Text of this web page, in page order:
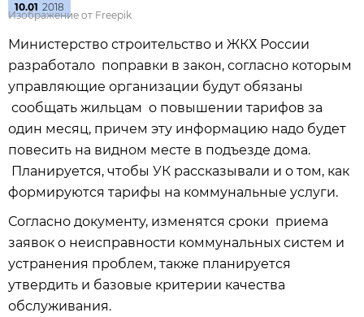
10.01 2018
Изображение от Freepik
Министерство строительство и ЖКХ России
разработало поправки в закон, согласно которым
управляющие организации будут обязаны
сообщать жильцам о повышении тарифов за
один месяц, причем эту информацию надо будет
повесить на видном месте в подъезде дома.
Планируется, чтобы УК рассказывали и о том, как
формируются тарифы на коммунальные услуги.
Согласно документу, изменятся сроки приема
заявок о неисправности коммунальных систем и
устранения проблем, также планируется
утвердить и базовые критерии качества
обслуживания.